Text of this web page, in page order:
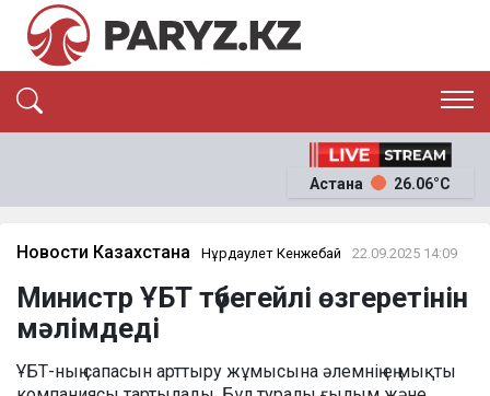
ЭКОНОМИКА
ОҚИҒА
News
Астана 26.06°C
Новости Казахстана Нұрдаулет Кенжебай 22.09.2025 14:09
Министр ҰБТ түбегейлі өзгеретінін
мәлімдеді
ҰБТ-ның сапасын арттыру жұмысына әлемнің ең мықты